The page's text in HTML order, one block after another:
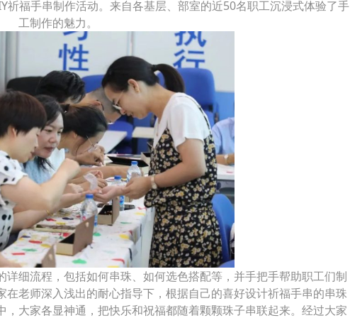
福手串制作活动。来自各基层、部室的近50名职工沉浸式体验了手
工制作的魅力。
细流程，包括如何串珠、如何选色搭配等，并手把手帮助职工们制
老师深入浅出的耐心指导下，根据自己的喜好设计祈福手串的串珠
大家各显神通，把快乐和祝福都随着颗颗珠子串联起来。经过大家